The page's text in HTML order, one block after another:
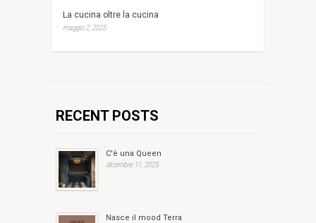
La cucina oltre la cucina
maggio 2, 2025
RECENT POSTS
C'è una Queen
dicembre 11, 2025
Nasce il mood Terra